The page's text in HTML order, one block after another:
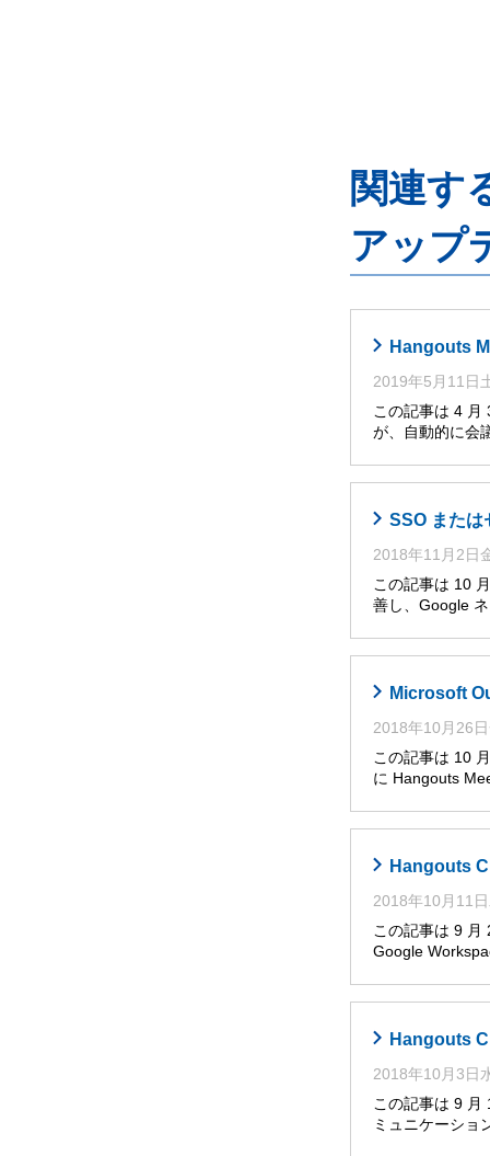
関連す
アップ
Hangouts
2019年5月11日
この記事は 4 月
が、自動的に会
SSO または
2018年11月2日
この記事は 10
善し、Google
Microsoft
2018年10月26
この記事は 10
に Hangouts
Hangouts
2018年10月11
この記事は 9 月
Google
Hangouts
2018年10月3日
この記事は 9 月
ミュニケーショ